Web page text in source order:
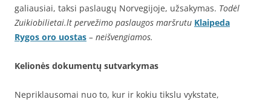
galiausiai, taksi paslaugų Norvegijoje, užsakymas. Todėl
Zuikiobilietai.lt pervežimo paslaugos maršrutu Klaipeda
Rygos oro uostas – neišvengiamos.
Kelionės dokumentų sutvarkymas
Nepriklausomai nuo to, kur ir kokiu tikslu vykstate,